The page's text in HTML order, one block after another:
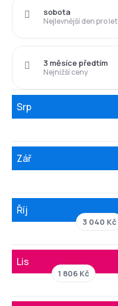
Nejlevnější den pro let
sobota
Nejnižší ceny
3 měsíce předtím
Srp
Zář
Říj
3 040 Kč
Lis
1 806 Kč